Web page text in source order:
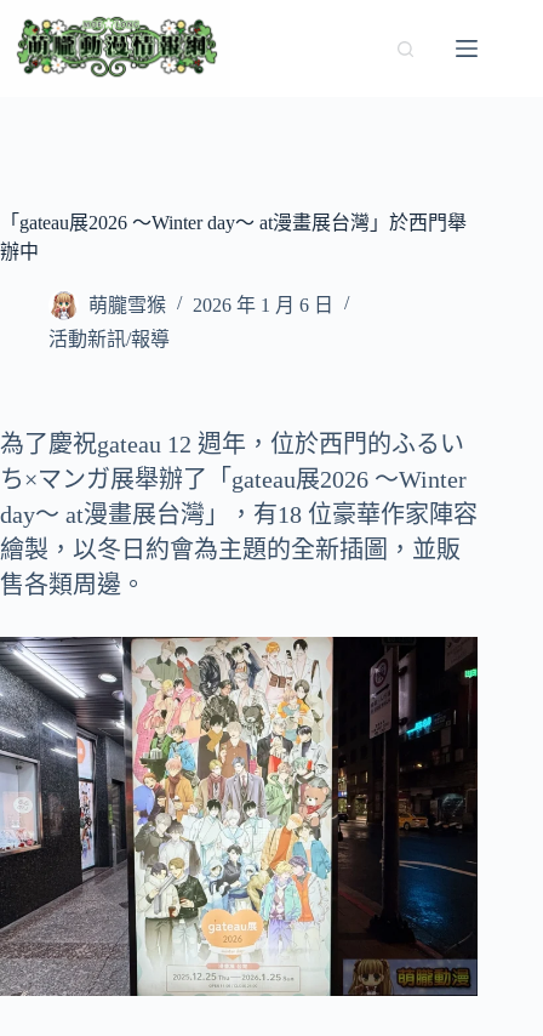
至
「gateau展2026 ～Winter day～ at漫畫展台灣」於西門舉
辦中
萌朧雪猴
2026 年 1 月 6 日
活動新訊/報導
為了慶祝gateau 12 週年，位於西門的ふるい
ち×マンガ展舉辦了「gateau展2026 ～Winter
day～ at漫畫展台灣」，有18 位豪華作家陣容
繪製，以冬日約會為主題的全新插圖，並販
售各類周邊。